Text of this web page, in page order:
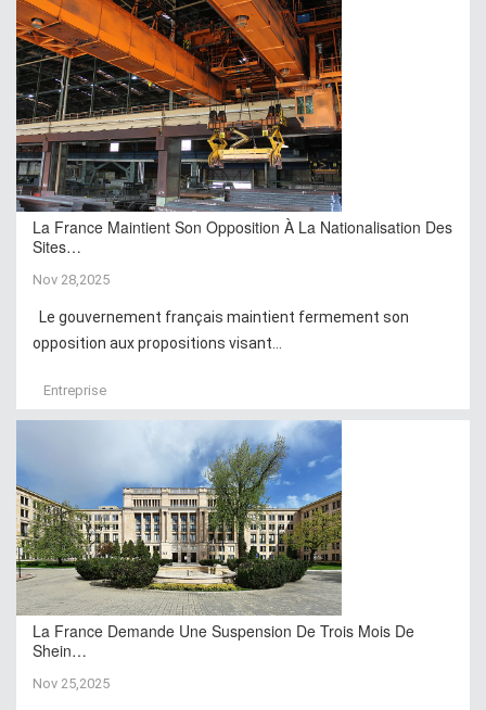
La France Maintient Son Opposition À La Nationalisation Des
Sites…
Nov 28,2025
Le gouvernement français maintient fermement son
opposition aux propositions visant...
Entreprise
La France Demande Une Suspension De Trois Mois De
Shein…
Nov 25,2025